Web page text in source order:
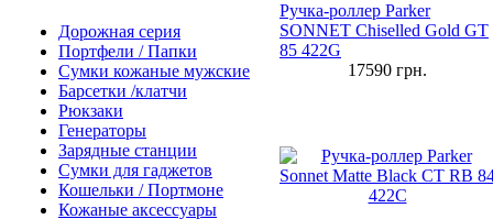
Дорожная серия
Портфели / Папки
Сумки кожаные мужские
Барсетки /клатчи
Рюкзаки
Генераторы
Зарядные станции
Сумки для гаджетов
Кошельки / Портмоне
Кожаные аксессуары
Ручка-роллер Parker
SONNET Chiselled Gold GT
85 422G
17590 грн.